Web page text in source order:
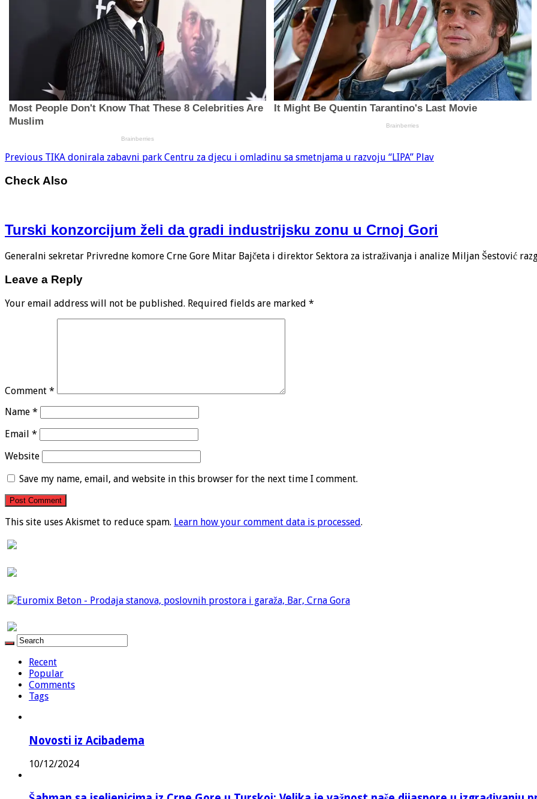
Previous TIKA donirala zabavni park Centru za djecu i omladinu sa smetnjama u razvoju “LIPA” Plav
Check Also
Turski konzorcijum želi da gradi industrijsku zonu u Crnoj Gori
Generalni sekretar Privredne komore Crne Gore Mitar Bajčeta i direktor Sektora za istraživanja i analize Miljan Šestović
Leave a Reply
Your email address will not be published. Required fields are marked *
Comment *
Name *
Email *
Website
Save my name, email, and website in this browser for the next time I comment.
This site uses Akismet to reduce spam. Learn how your comment data is processed.
Recent
Popular
Comments
Tags
Novosti iz Acibadema
10/12/2024